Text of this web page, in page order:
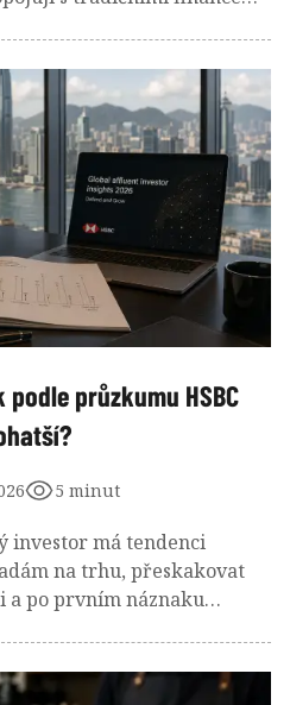
takzvaných Treasury
se tak stává nová
státního dluhu.
průzkumu HSBC
5 minut
investor má tendenci
na trhu, přeskakovat
po prvním náznaku
lidé, kteří disponují